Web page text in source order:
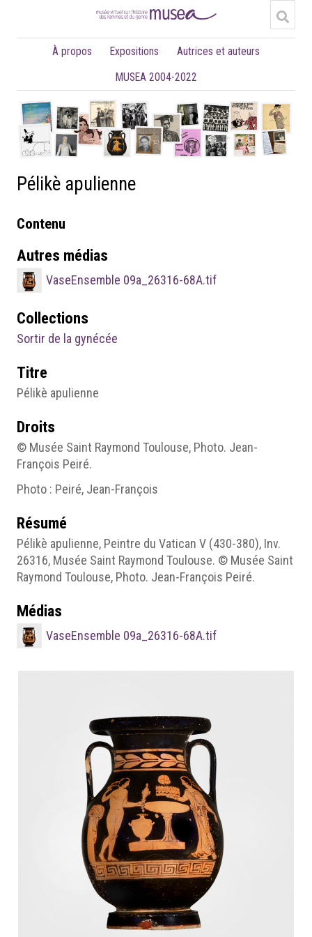
À propos Expositions
Autrices et auteurs
MUSEA 2004-2022
Pélikè apulienne
Contenu
Autres médias
VaseEnsemble 09a_26316-68A.tif
Collections
Sortir de la gynécée
Titre
Pélikè apulienne
Droits
© Musée Saint Raymond Toulouse, Photo. Jean-
François Peiré.
Photo : Peiré, Jean-François
Résumé
Pélikè apulienne, Peintre du Vatican V (430-380), Inv.
26316, Musée Saint Raymond Toulouse. © Musée Saint
Raymond Toulouse, Photo. Jean-François Peiré.
Médias
VaseEnsemble 09a_26316-68A.tif